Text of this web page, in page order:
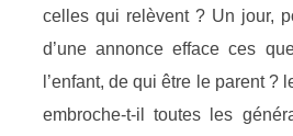
celles qui relèvent ? Un jour,
d’une annonce efface ces
l’enfant, de qui être le parent ?
embroche-t-il toutes les